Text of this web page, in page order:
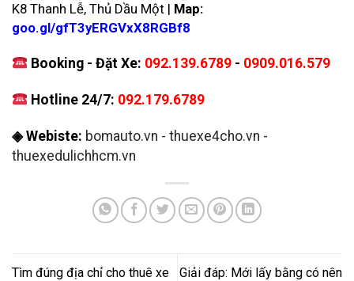
K8 Thanh Lễ, Thủ Dầu Một | Map:
goo.gl/gfT3yERGVxX8RGBf8
Booking - Đặt Xe: 092.139.6789 - 0909.016.579
Hotline 24/7: 092.179.6789
◈ Webiste: bomauto.vn - thuexe4cho.vn -
thuexedulichhcm.vn
Tìm đúng địa chỉ cho thuê xe
Giải đáp: Mới lấy bằng có nên